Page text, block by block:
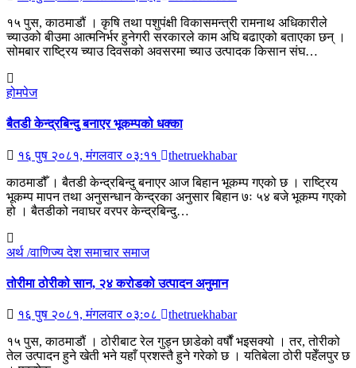
१५ पुस, काठमाडौं । कृषि तथा पशुपंक्षी विकासमन्त्री रामनाथ अधिकारीले
च्याउको बीउमा आत्मनिर्भर हुनेगरी सरकारले काम अघि बढाएको बताएका छन् ।
सोमबार राष्ट्रिय च्याउ दिवसको अवसरमा च्याउ उत्पादक किसान संघ…
होमपेज
बैतडी केन्द्रबिन्दु बनाएर भूकम्पको धक्का
१६ पुष २०८१, मंगलवार ०३:११
thetruekhabar
काठमाडौँ । बैतडी केन्द्रबिन्दु बनाएर आज बिहान भूकम्प गएको छ । राष्ट्रिय
भूकम्प मापन तथा अनुसन्धान केन्द्रका अनुसार बिहान ७ः ५४ बजे भूकम्प गएको
हो । बैतडीको नवाघर वरपर केन्द्रबिन्दु…
अर्थ /वाणिज्यदेशसमाचारसमाज
तोरीमा ठोरीको सान, २४ करोडको उत्पादन अनुमान
१६ पुष २०८१, मंगलवार ०३:०८
thetruekhabar
१५ पुस, काठमाडौं । ठोरीबाट रेल गुड्न छाडेको वर्षौं भइसक्यो । तर, तोरीको
तेल उत्पादन हुने खेती भने यहाँ प्रशस्तै हुने गरेको छ । यतिबेला ठोरी पहेँलपुर छ